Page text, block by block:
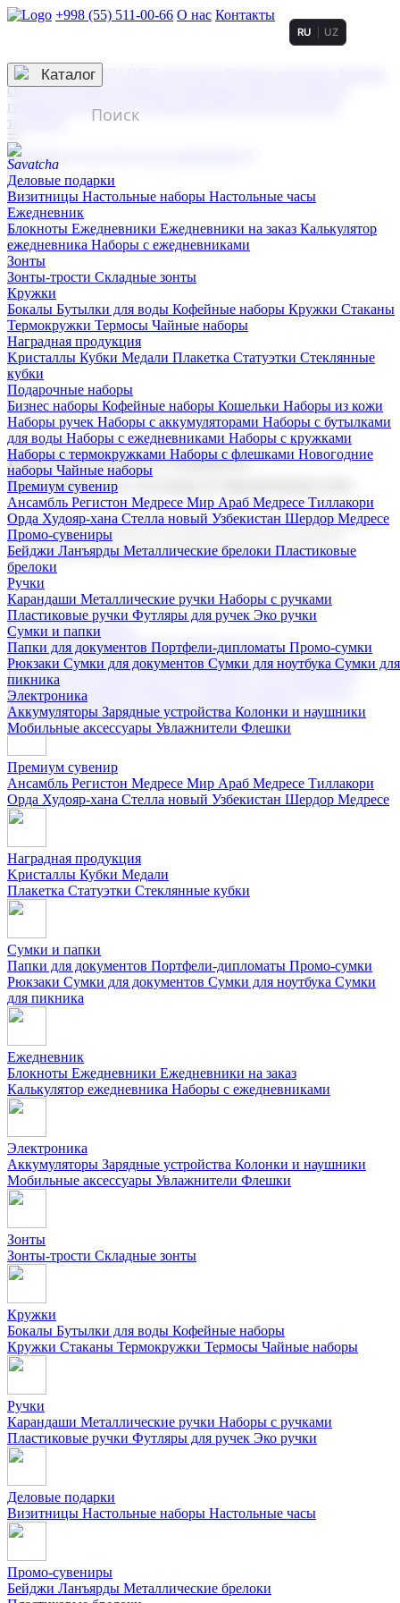
+998 (55) 511-00-66 О нас Контакты
3D гравировка
смолой (Doming)
гравировка твердая
тиснение
RU UZ
☰
Контакты
Каталог
Деловые подарки
Визитницы Настольные наборы Настольные часы
Ежедневник
Блокноты Ежедневники Ежедневники на заказ Калькулятор
ежедневника Наборы с ежедневниками
Зонты
Зонты-трости Складные зонты
Кружки
Бокалы Бутылки для воды Кофейные наборы Кружки Стаканы
Термокружки Термосы Чайные наборы
Наградная продукция
Kристаллы Кубки Медали Плакетка Статуэтки Стеклянные
кубки
Подарочные наборы
Бизнес наборы Кофейные наборы Кошельки Наборы из кожи
Наборы ручек Наборы с аккумуляторами Наборы с бутылками
для воды Наборы с ежедневниками Наборы с кружками
Наборы с термокружками Наборы с флешками Новогодние
наборы Чайные наборы
Премиум сувенир
Ансамбль Регистон Медресе Мир Араб Медресе Тиллакори
Орда Худояр-хана Стелла новый Узбекистан Шердор Медресе
Промо-сувениры
Бейджи Ланъярды Металлические брелоки Пластиковые
брелоки
Ручки
Карандаши Металлические ручки Наборы с ручками
Пластиковые ручки Футляры для ручек Эко ручки
Сумки и папки
Папки для документов Портфели-дипломаты Промо-сумки
Рюкзаки Сумки для документов Сумки для ноутбука Сумки для
пикника
Электроника
Аккумуляторы Зарядные устройства Колонки и наушники
Мобильные аксессуары Увлажнители Флешки
Корпоративные подарки
Поставка со склада и производство
Мы предлагаем широкий выбор корпоративных подарков и
сувениров с логотипом. В нашем каталоге вы найдете
продукцию для бизнеса, мероприятия и клиентов.
Подарочные наборы
Бизнес наборыКофейные наборы Кошельки
Наборы из кожиНаборы ручекНаборы с аккумуляторами
Наборы с бутылками для воды
Наборы с ежедневниками
Наборы с кружками
флешкамиНовогодние наборыЧайные наборы
Премиум сувенир
Ансамбль Регистон Медресе Мир Араб Медресе Тиллакори
Орда Худояр-хана Стелла новый Узбекистан Шердор Медресе
Наградная продукция
Kристаллы Кубки Медали
Плакетка Статуэтки Стеклянные кубки
Сумки и папки
Папки для документов Портфели-дипломаты Промо-сумки
Рюкзаки Сумки для документов Сумки для ноутбука Сумки
для пикника
Ежедневник
Блокноты Ежедневники Ежедневники на заказ
Калькулятор ежедневника Наборы с ежедневниками
Электроника
Аккумуляторы Зарядные устройства Колонки и наушники
Мобильные аксессуары Увлажнители Флешки
Зонты
Зонты-трости Складные зонты
Кружки
Бокалы Бутылки для воды Кофейные наборы
Кружки Стаканы Термокружки Термосы Чайные наборы
Ручки
Карандаши Металлические ручки Наборы с ручками
Пластиковые ручки Футляры для ручек Эко ручки
Деловые подарки
Визитницы Настольные наборы Настольные часы
Промо-сувениры
Бейджи Ланъярды Металлические брелоки